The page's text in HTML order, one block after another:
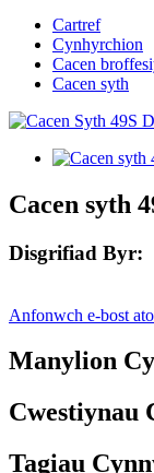
Cartref
Cynhyrchion
Cacen
Cacen syth
Cacen syth
Disgrifiad Byr:
Anfonwch e-bost
Manylion
Cwestiynau
Tagiau